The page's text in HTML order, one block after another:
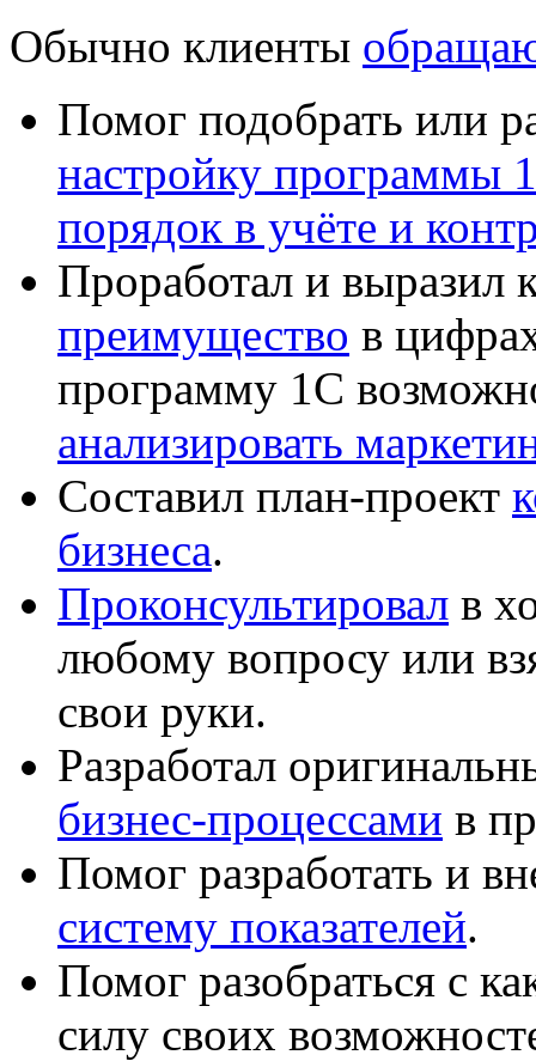
Обычно клиенты
Помог подобрать или
настройку программы
порядок в учёте и
Проработал и выразил
преимущество в
программу 1С
анализировать
Составил план-проект
бизнеса.
Проконсультировал в
любому вопросу или
свои руки.
Разработал
бизнес-процессами в
Помог разработать и
систему показателей.
Помог разобраться с
силу своих